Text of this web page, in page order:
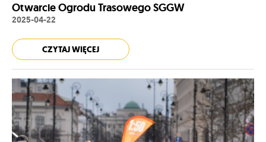
Otwarcie Ogrodu Trasowego SGGW
2025-04-22
CZYTAJ WIĘCEJ